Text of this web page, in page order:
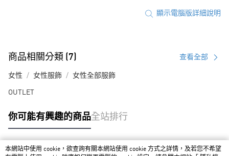
顯示電腦版詳細說明
商品相關分類 (7) 查看全部
女性 女性服飾 女性全部服飾
OUTLET
你可能有興趣的商品全站排行
本網站中使用 cookie，欲查詢有關本網站使用 cookie 方式之詳情，及若您不希望